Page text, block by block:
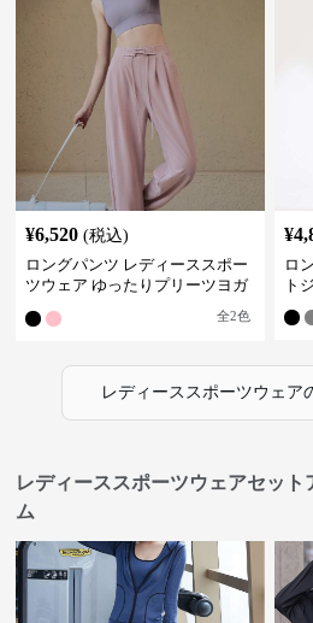
¥6,520 (税込)
ロングパンツ レディーススポー
ツウェア ゆったりプリーツヨガ
全2色
¥
ロ
ト
レディーススポーツウェア
レディーススポーツウェアセッ
ム